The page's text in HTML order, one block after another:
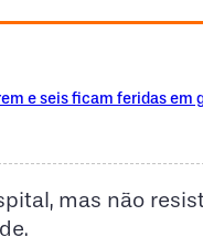
e seis ficam feridas em
mas não